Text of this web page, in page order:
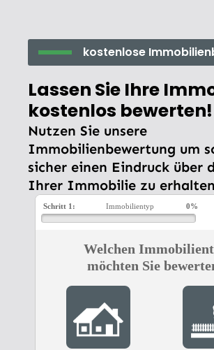
kostenlose
Lassen Sie Ihre
kostenlos bewerten!
Nutzen Sie unsere
Immobilienbewertung um
sicher einen Eindruck über
Ihrer Immobilie zu erhalten